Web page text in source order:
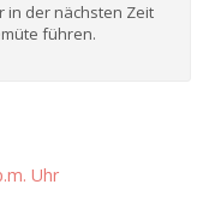
in der nächsten Zeit
führen.
Uhr